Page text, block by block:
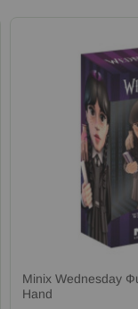
Minix Wednesday
Hand